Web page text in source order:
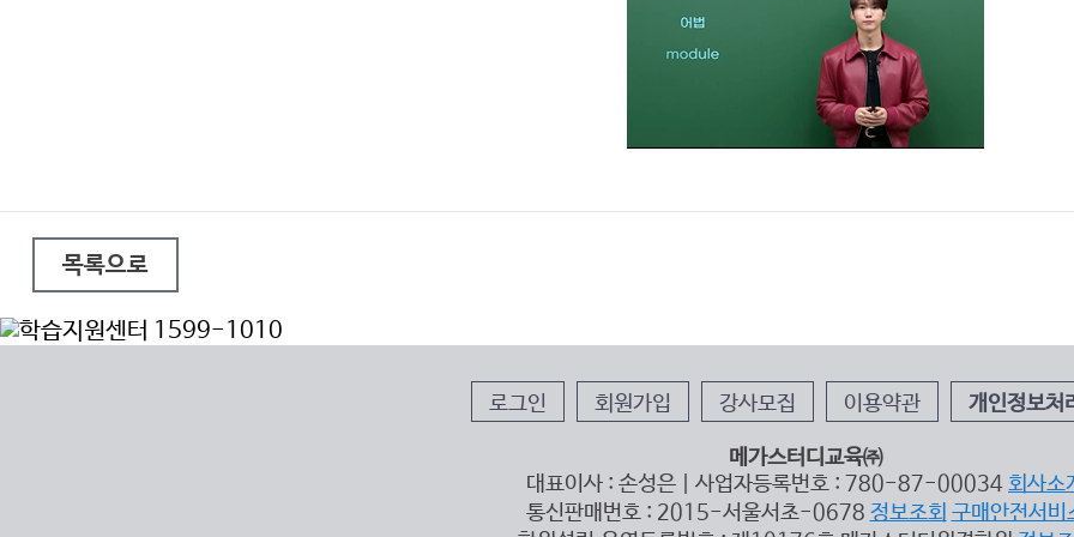
목록으로
로그인 회원가입 강사모집 이용약관 개인정보처
메가스터디교육㈜
대표이사 : 손성은 | 사업자등록번호 : 780-87-00034 회사소
통신판매번호 : 2015-서울서초-0678 정보조회 구매안전서비